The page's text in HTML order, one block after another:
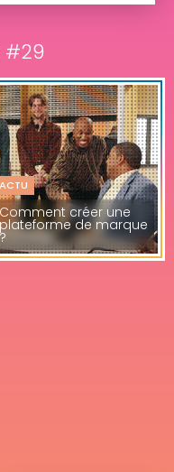
#29
ACTU
Comment créer une
de marque
?